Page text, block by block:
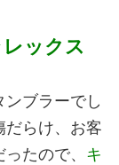
ックス
ブラーでし
だらけ、お客
たので、 キ